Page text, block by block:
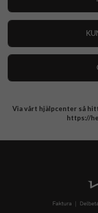
Integritetspolicy
Via vårt hjälpcenter så
https://